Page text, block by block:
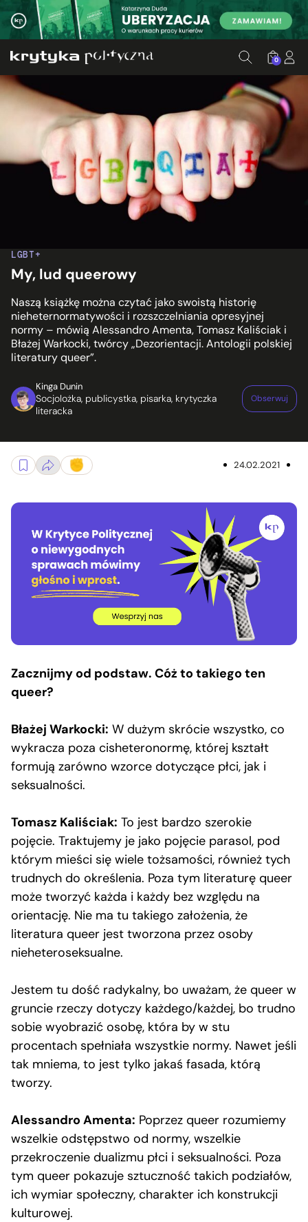
0
LGBT+
My, lud queerowy
Naszą książkę można czytać jako swoistą historię
nieheternormatywości i rozszczelniania opresyjnej
normy – mówią Alessandro Amenta, Tomasz Kaliściak i
Błażej Warkocki, twórcy „Dezorientacji. Antologii polskiej
literatury queer”.
Kinga Dunin
Socjolożka, publicystka, pisarka, krytyczka
literacka
Obserwuj
24.02.2021
Zacznijmy od podstaw. Cóż to takiego ten
queer?
Błażej Warkocki: W dużym skrócie wszystko, co
wykracza poza cisheteronormę, której kształt
formują zarówno wzorce dotyczące płci, jak i
seksualności.
Tomasz Kaliściak: To jest bardzo szerokie
pojęcie. Traktujemy je jako pojęcie parasol, pod
którym mieści się wiele tożsamości, również tych
trudnych do określenia. Poza tym literaturę queer
może tworzyć każda i każdy bez względu na
orientację. Nie ma tu takiego założenia, że
literatura queer jest tworzona przez osoby
nieheteroseksualne.
Jestem tu dość radykalny, bo uważam, że queer w
gruncie rzeczy dotyczy każdego/każdej, bo trudno
sobie wyobrazić osobę, która by w stu
procentach spełniała wszystkie normy. Nawet jeśli
tak mniema, to jest tylko jakaś fasada, którą
tworzy.
Alessandro Amenta: Poprzez queer rozumiemy
wszelkie odstępstwo od normy, wszelkie
przekroczenie dualizmu płci i seksualności. Poza
tym queer pokazuje sztuczność takich podziałów,
ich wymiar społeczny, charakter ich konstrukcji
kulturowej.